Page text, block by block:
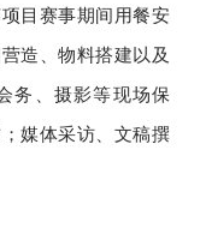
目赛事期间用餐安
造、物料搭建以及
务、摄影等现场保
媒体采访、文稿撰